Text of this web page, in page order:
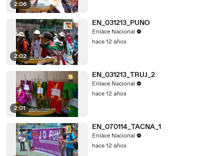
2:06
2:02
EN_031213_PUNO
Enlace Nacional
hace 12 años
2:01
EN_031213_TRUJ_2
Enlace Nacional
hace 12 años
EN_070114_TACNA_1
Enlace Nacional
hace 12 años